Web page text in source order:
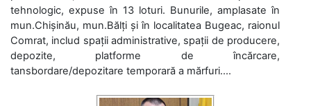
tehnologic, expuse în 13 loturi. Bunurile, amplasate în
mun.Chișinău, mun.Bălți și în localitatea Bugeac, raionul
Comrat, includ spații administrative, spații de producere,
depozite, platforme de încărcare,
tansbordare/depozitare temporară a mărfuri....